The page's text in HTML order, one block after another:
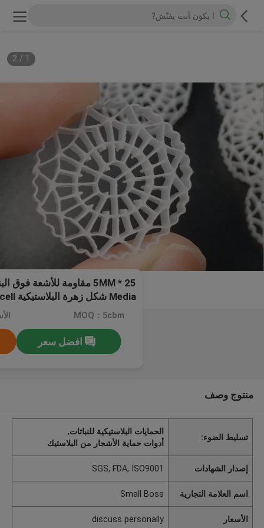
1
/
2
Media شكل زهرة البلاستيكية Biocell
MOQ：5cbm
افضل سعر
منتوج وصف
تسليط الضوء:
الحمايات البلاستيكية للنباتات,
أدوات حماية الأشجار من البلاستيك
إصدار الشهادات SGS, FDA, ISO9001
اسم العلامة التجارية Small Boss
الأسعار discuss personally